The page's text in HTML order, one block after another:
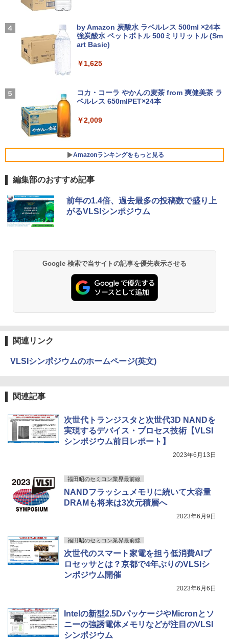
9/第8世代 Core i5/メモリ: 8GB/16GB/新
品 SSD:256GB/512GB/1TB/DVD/Wi-fi/1
5.6型/Office/HDMI/USB3.1/中古PC 中古
対応
【1500円OFFクーポン】【WEBカメラ
＆テンキー付き】ノートパソコン 15.6イ
DELL Latitude 3500 中古ノートパソコ
ン PC パソコン 中古ノートPC 中古PC 最
ルHD
￥24,800
第8世代Core i3/i5 Core i7 最大メモリ16
GB 新品SSD256GB 東芝 NEC有名メー
カー15.6型 DVD内蔵 15.6インチ HDMI P
olaris Office搭載 最新MicrosoftOffice2
024可 Windows11 長期保証 中古PC
￥13,800
アイオーデータ｜I-O DATA 液晶ディスプ
年保証・無輝点保証)(ホワイト) LCD-C2
42SDW
￥25,977
Philips｜フィリップス 液晶ディスプレ
イ(23.8型/IPS/WQHD 2560×1440/75Hz/1
4
UNTER ハンター×ハンター (1-39巻 最新
刊) 全巻セット [入荷予約]
ふかふかダンジョン攻略記〜俺の異世界
転生冒険譚〜/ 20 【電子書籍】[ KAKER
レスイヤホン bluetooth イヤホン V12 小型
軽量 ブルートゥースHi-Fi 最大36時間再生 ぶ
るーとゅーす コードレス ENCノイズキャン
付き 防水 タッチ式音量調整 スポーツ/通勤/通
￥2,599
Xiaomi シャオミ REDMI Buds 8 Lite ワイヤ
￥3,480
￥250
￥250
by Amazon 炭酸水 ラベルレス 500ml ×24本
強炭酸水 ペットボトル 500ミリリットル (Sm
art Basic)
￥1,625
コカ・コーラ やかんの麦茶 from 爽健美茶 ラ
ベルレス 650mlPET×24本
￥2,009
Amazonランキングをもっと見る
薬屋のひとりごと 17巻 (デジタル版ビッグガ
ンガンコミックス)
異世界居酒屋「のぶ」(22) (角川コミックス・
エース)
￥832
￥572
スーパーの裏でヤニ吸うふたり 9巻 (デジタル
￥810
編集部のおすすめ記事
前年の1.4倍、過去最多の投稿数で盛り上
がるVLSIシンポジウム
Google 検索で当サイトの記事を優先表示させる
関連リンク
VLSIシンポジウムのホームページ(英文)
関連記事
次世代トランジスタと次世代3D NANDを
実現するデバイス・プロセス技術【VLSI
シンポジウム前日レポート】
2023年6月13日
福田昭のセミコン業界最前線
NANDフラッシュメモリに続いて大容量
DRAMも将来は3次元積層へ
2023年6月9日
福田昭のセミコン業界最前線
次世代のスマート家電を担う低消費AIプ
ロセッサとは？京都で4年ぶりのVLSIシ
ンポジウム開催
2023年6月6日
Intelの新型2.5DパッケージやMicronとソ
ニーの強誘電体メモリなどが注目のVLSI
シンポジウム